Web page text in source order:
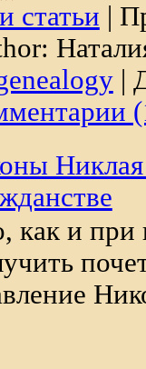
статьи
|
как и при